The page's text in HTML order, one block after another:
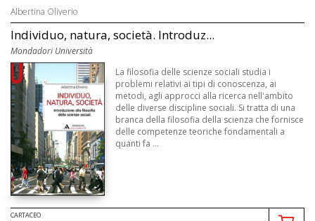
Albertina Oliverio
Individuo, natura, società. Introduz...
Mondadori Università
La filosofia delle scienze sociali studia i
problemi relativi ai tipi di conoscenza, ai
metodi, agli approcci alla ricerca nell'ambito
delle diverse discipline sociali. Si tratta di una
branca della filosofia della scienza che fornisce
delle competenze teoriche fondamentali a
quanti fa ...
CARTACEO